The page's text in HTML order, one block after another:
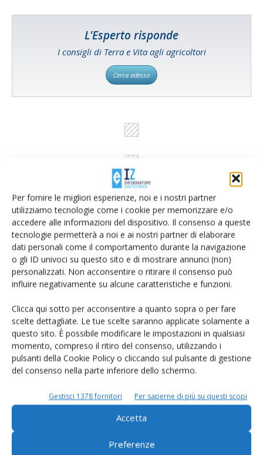
Per fornire le migliori esperienze, noi e i nostri partner
utilizziamo tecnologie come i cookie per memorizzare e/o
accedere alle informazioni del dispositivo. Il consenso a queste
tecnologie permetterà a noi e ai nostri partner di elaborare
dati personali come il comportamento durante la navigazione
o gli ID univoci su questo sito e di mostrare annunci (non)
personalizzati. Non acconsentire o ritirare il consenso può
influire negativamente su alcune caratteristiche e funzioni.
Clicca qui sotto per acconsentire a quanto sopra o per fare
scelte dettagliate. Le tue scelte saranno applicate solamente a
questo sito. È possibile modificare le impostazioni in qualsiasi
momento, compreso il ritiro del consenso, utilizzando i
pulsanti della Cookie Policy o cliccando sul pulsante di gestione
del consenso nella parte inferiore dello schermo.
Gestisci 1378 fornitori Per saperne di più su questi scopi
Accetta
Preferenze
L'Esperto risponde
I consigli di Terra e Vita agli agricoltori
Cerca adesso
Rimani aggiornato sul mondo
dell’agricoltura